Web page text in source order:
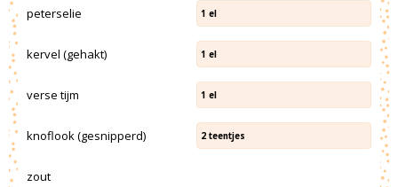
peterselie 1 el
kervel (gehakt) 1 el
verse tijm 1 el
knoflook (gesnipperd) 2 teentjes
zout